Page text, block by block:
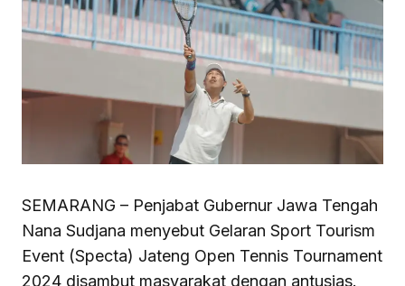
SEMARANG – Penjabat Gubernur Jawa Tengah
Nana Sudjana menyebut Gelaran Sport Tourism
Event (Specta) Jateng Open Tennis Tournament
2024 disambut masyarakat dengan antusias.